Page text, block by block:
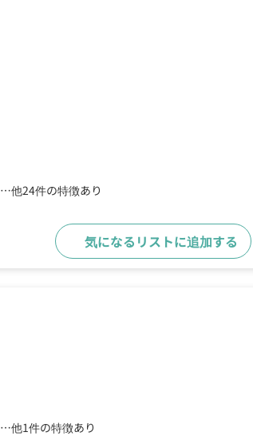
…他24件の特徴あり
気になるリストに追加する
…他1件の特徴あり